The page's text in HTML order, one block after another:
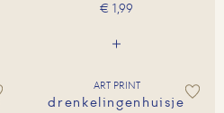
€ 1,99
ART PRINT
drenkelingenhuisje